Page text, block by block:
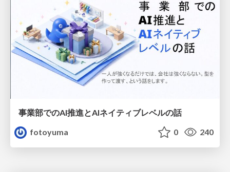
事業部でのAI推進とAIネイティブレベルの話
fotoyuma
0 240